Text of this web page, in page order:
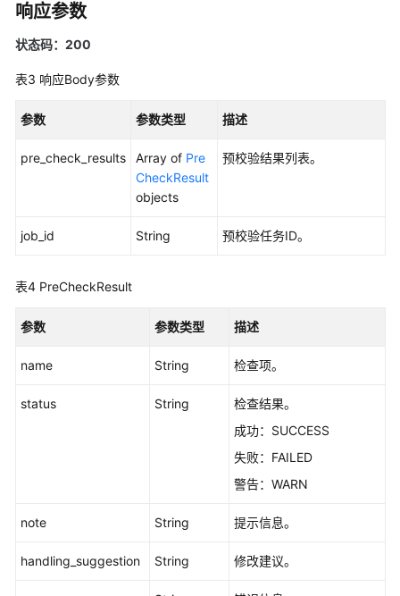
使
前
API
如
用
例
响应参数
状态码：200
表3 响应Body参数
参数 参数类型 描述
pre_check_results Array of Pre
CheckResult
objects
预校验结果列表。
job_id String 预校验任务ID。
表4 PreCheckResult
参数 参数类型 描述
name String 检查项。
status String
检查结果。
成功：SUCCESS
失败：FAILED
警告：WARN
note String 提示信息。
handling_suggestion String 修改建议。